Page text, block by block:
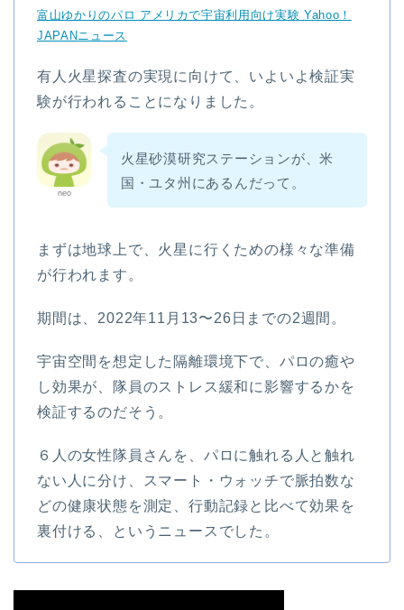
富山ゆかりのパロ アメリカで宇宙利用向け実験 Yahoo！
JAPANニュース
有人火星探査の実現に向けて、いよいよ検証実
験が行われることになりました。
neo
火星砂漠研究ステーションが、米
国・ユタ州にあるんだって。
まずは地球上で、火星に行くための様々な準備
が行われます。
期間は、2022年11月13〜26日までの2週間。
宇宙空間を想定した隔離環境下で、パロの癒や
し効果が、隊員のストレス緩和に影響するかを
検証するのだそう。
６人の女性隊員さんを、パロに触れる人と触れ
ない人に分け、スマート・ウォッチで脈拍数な
どの健康状態を測定、行動記録と比べて効果を
裏付ける、というニュースでした。